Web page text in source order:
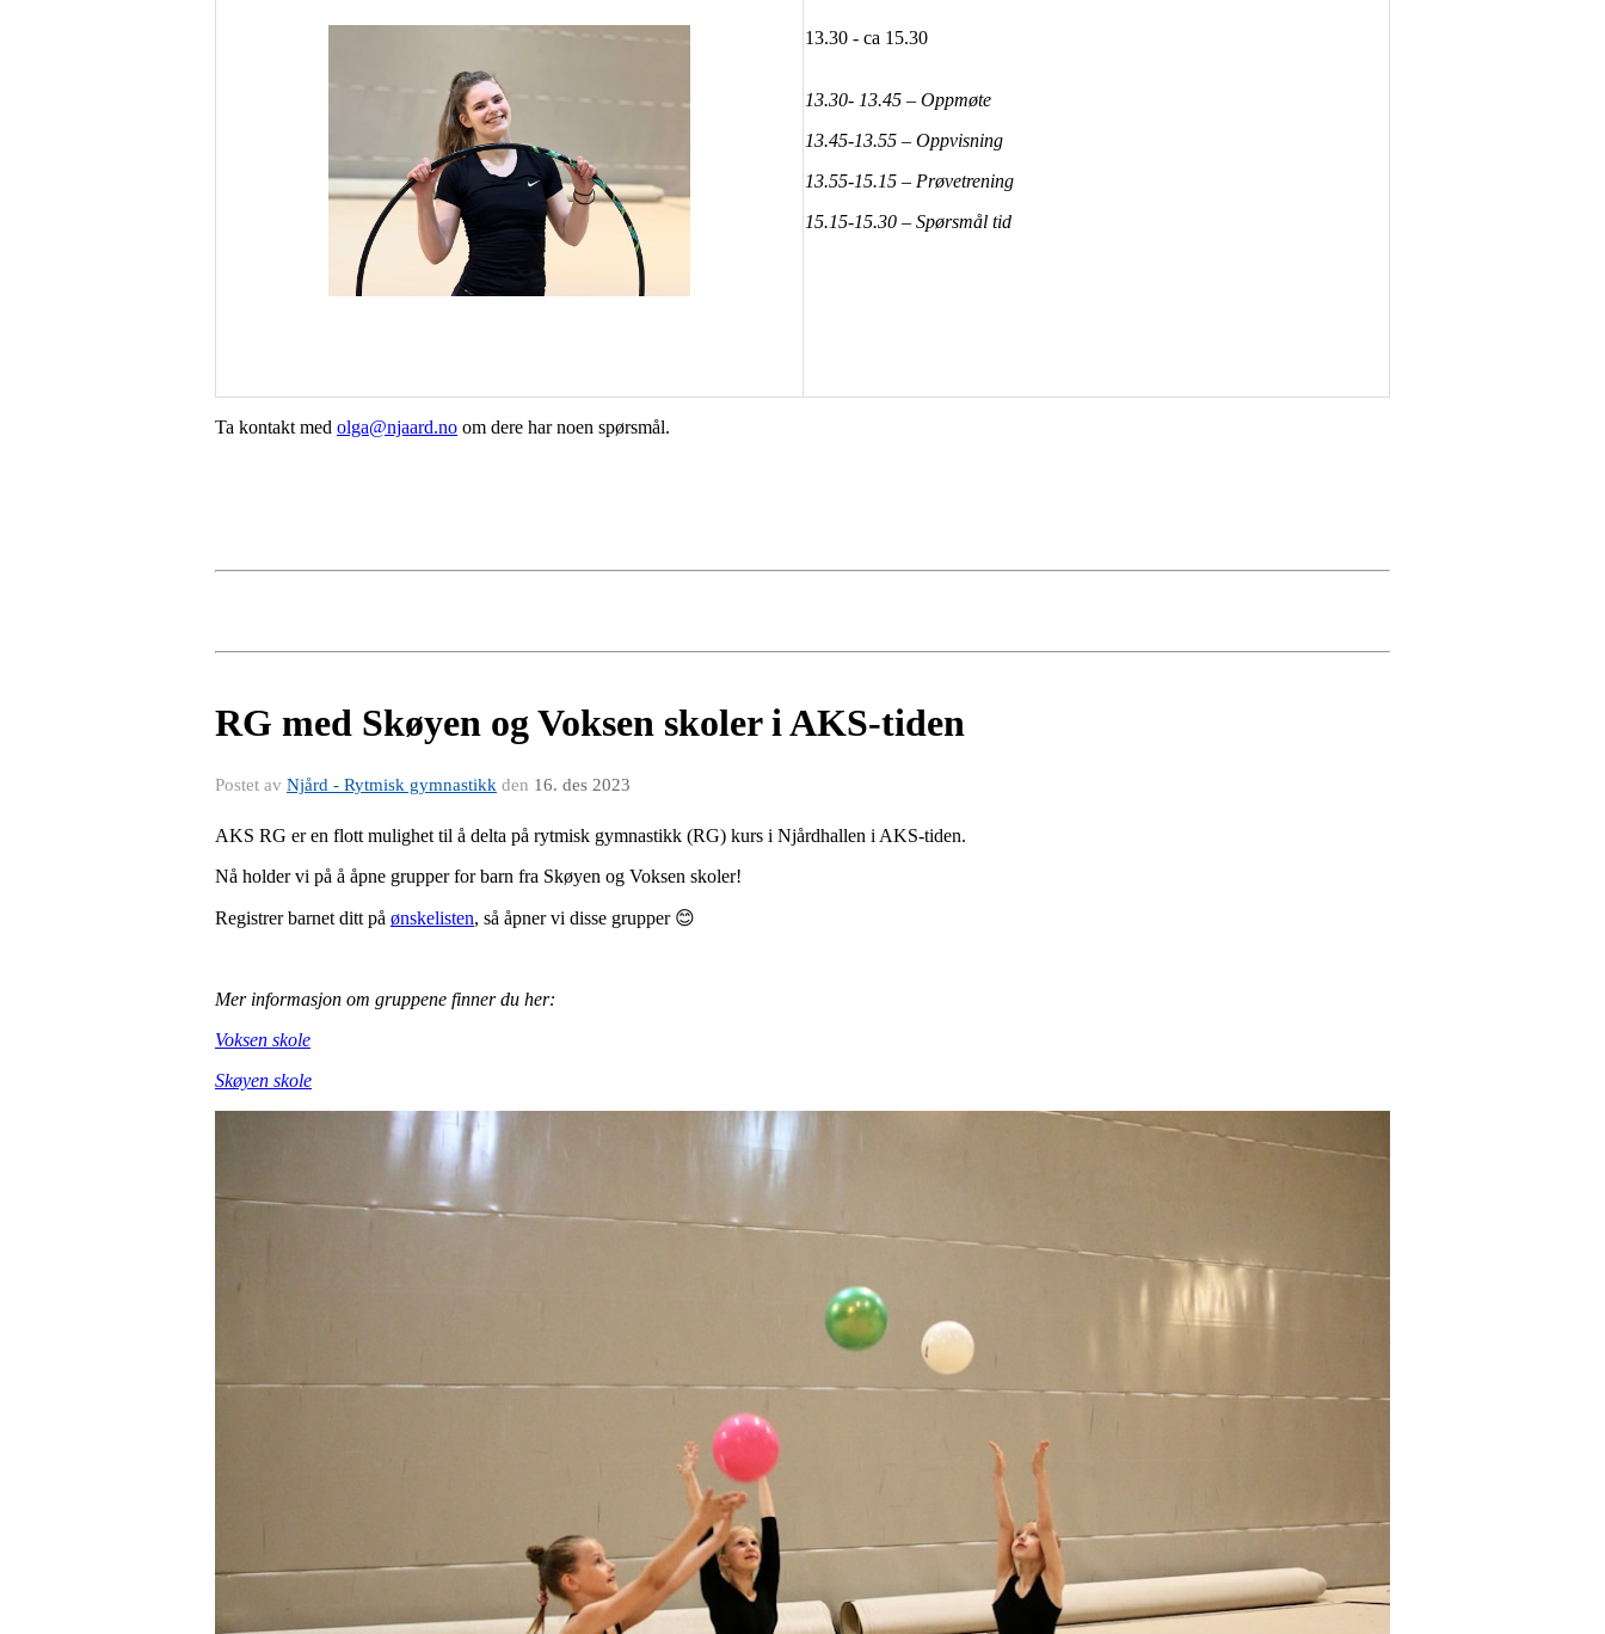
13.30 - ca 15.30
13.30- 13.45 – Oppmøte
13.45-13.55 – Oppvisning
13.55-15.15 – Prøvetrening
15.15-15.30 – Spørsmål tid
Ta kontakt med olga@njaard.no om dere har noen spørsmål.
RG med Skøyen og Voksen skoler i AKS-tiden
Postet av Njård - Rytmisk gymnastikk den 16. des 2023
AKS RG er en flott mulighet til å delta på rytmisk gymnastikk (RG) kurs i Njårdhallen i AKS-tiden.
Nå holder vi på å åpne grupper for barn fra Skøyen og Voksen skoler!
Registrer barnet ditt på ønskelisten, så åpner vi disse grupper 😊
Mer informasjon om gruppene finner du her:
Voksen skole
Skøyen skole